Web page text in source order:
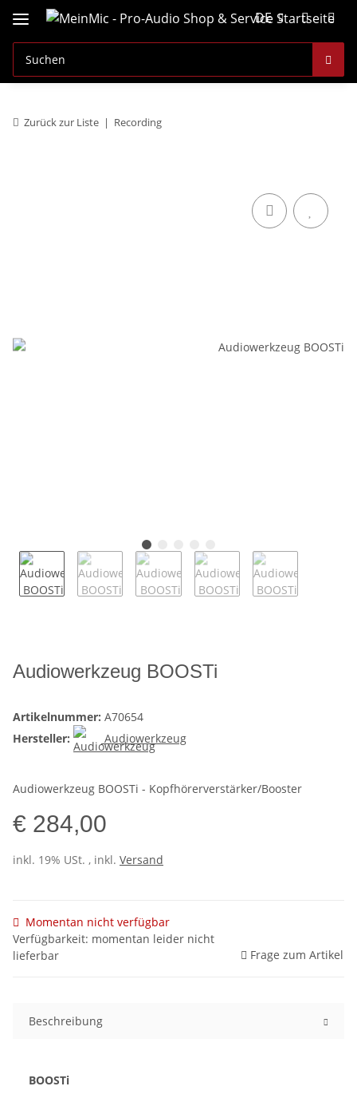
DE
Zurück zur Liste Recording
Audiowerkzeug BOOSTi
Artikelnummer: A70654
Hersteller:
Audiowerkzeug
Audiowerkzeug BOOSTi - Kopfhörerverstärker/Booster
€ 284,00
inkl. 19% USt. , inkl. Versand
Momentan nicht verfügbar
Verfügbarkeit: momentan leider nicht
lieferbar
Frage zum Artikel
Beschreibung
BOOSTi